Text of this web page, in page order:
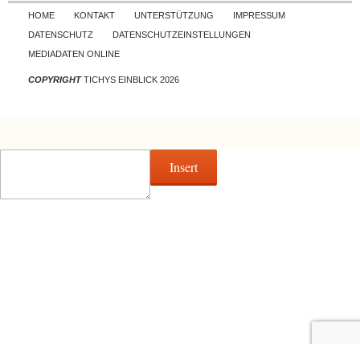
Skip to content
HOME KONTAKT UNTERSTÜTZUNG
IMPRESSUM
DATENSCHUTZ
DATENSCHUTZEINSTELLUNGEN
MEDIADATEN ONLINE
COPYRIGHTTICHYS EINBLICK 2026
Insert